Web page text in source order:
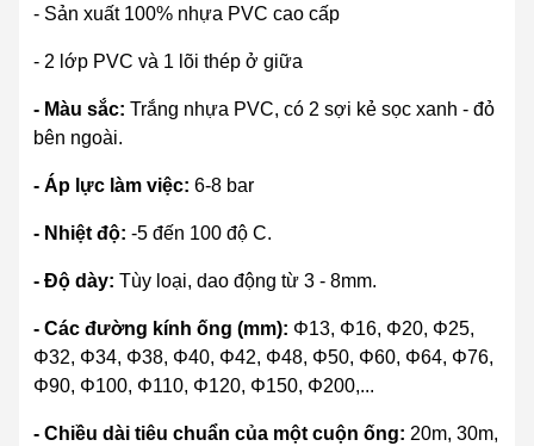
- Sản xuất 100% nhựa PVC cao cấp
- 2 lớp PVC và 1 lõi thép ở giữa
- Màu sắc: Trắng nhựa PVC, có 2 sợi kẻ sọc xanh - đỏ
bên ngoài.
- Áp lực làm việc: 6-8 bar
- Nhiệt độ: -5 đến 100 độ C.
- Độ dày: Tùy loại, dao động từ 3 - 8mm.
- Các đường kính ống (mm): Φ13, Φ16, Φ20, Φ25,
Φ32, Φ34, Φ38, Φ40, Φ42, Φ48, Φ50, Φ60, Φ64, Φ76,
Φ90, Φ100, Φ110, Φ120, Φ150, Φ200,...
- Chiều dài tiêu chuẩn của một cuộn ống: 20m, 30m,